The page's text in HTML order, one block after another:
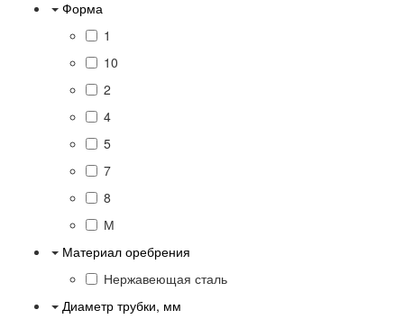
Форма
1
10
2
4
5
7
8
М
Материал оребрения
Нержавеющая сталь
Диаметр трубки, мм